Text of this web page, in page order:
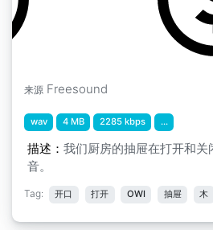
来源 Freesound
wav 4 MB 2285 kbps ...
描述： 我们厨房的抽屉在打开和关
音。
Tag: 开口 打开 OWI 抽屉 木